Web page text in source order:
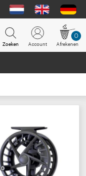
Zoeken Account Afrekenen
0